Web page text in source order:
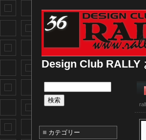
Design Club RALLY
カテゴリー